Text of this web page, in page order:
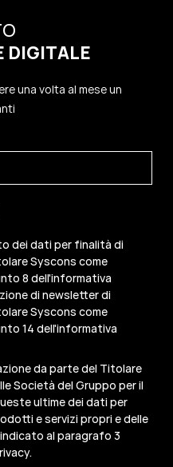
DIGITALE
una volta al mese un
dei dati per finalità di
Syscons come
8 dell'informativa
di newsletter di
Syscons come
14 dell'informativa
da parte del Titolare
Società del Gruppo per il
ultime dei dati per
e servizi propri e delle
al paragrafo 3